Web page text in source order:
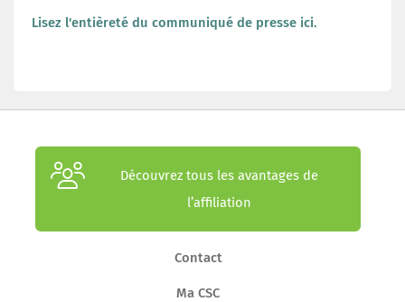
Lisez l'entièreté du communiqué de presse ici.
Découvrez tous les avantages de
l’affiliation
Contact
Ma CSC